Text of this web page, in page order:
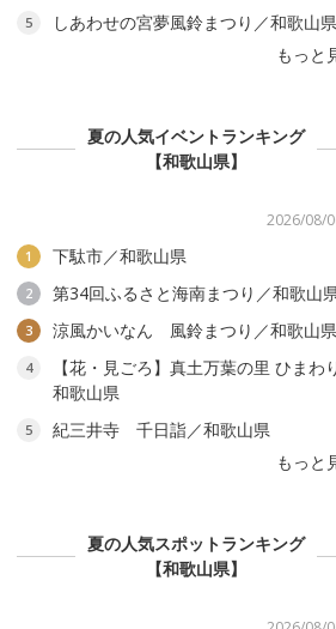
5
しあわせの宮夢風鈴まつり／和歌山県
もっと
夏の人気イベントランキング
【和歌山県】
2026/08/
1 下駄市／和歌山県
2 第34回ふるさと海南まつり／和歌山
3 涼風かいなん 風鈴まつり／和歌山県
4
【花・見ごろ】真土万葉の里 ひまわ
和歌山県
5
紀三井寺 千日詣／和歌山県
もっと
夏の人気スポットランキング
【和歌山県】